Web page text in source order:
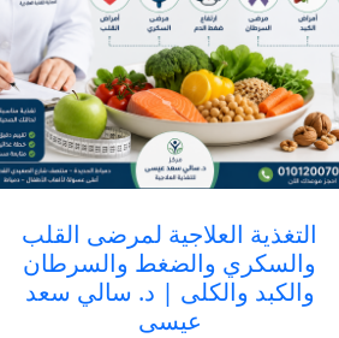
التغذية العلاجية لمرضى القلب
والسكري والضغط والسرطان
والكبد والكلى | د. سالي سعد
عيسى